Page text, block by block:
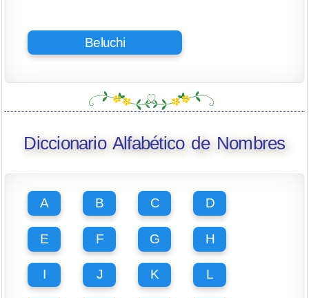
Beluchi
Diccionario Alfabético de Nombres
A B C D
E F G H
I J K L